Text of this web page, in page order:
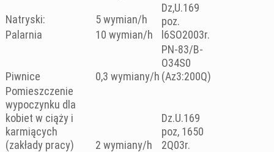
Natryski: 5 wymian/h
Dz,U.169
poz.
l6SO2003r.
Palarnia 10 wymian/h
Piwnice 0,3 wymiany/h
PN-83/B-
O34S0
(Az3:200Q)
Pomieszczenie
wypoczynku dla
kobiet w ciąży i
karmiących
(zakłady pracy)
2 wymiany/h
Dz.U.169
poz, 1650
2Q03r.